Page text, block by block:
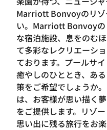
Marriott Bonvoyのリゾ
い。Marriott Bonvoyの
な宿泊施設、息をのむ
て多彩なレクリエーシ
ております。プールサ
癒やしのひととき、あ
策をご希望でしょうか
は、お客様が思い描く
をご提供します。リゾ
思い出に残る旅行をお楽